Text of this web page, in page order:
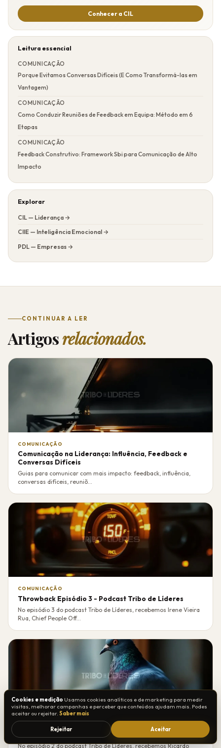
Conhecer a CIL
Leitura essencial
COMUNICAÇÃO
Porque Evitamos Conversas Difíceis (E Como Transformá-las em
Vantagem)
COMUNICAÇÃO
Como Conduzir Reuniões de Feedback em Equipa: Método em 6
Etapas
COMUNICAÇÃO
Feedback Construtivo: Framework Sbi para Comunicação de Alto
Impacto
Explorar
CIL — Liderança →
CIIE — Inteligência Emocional →
PDL — Empresas →
CONTINUAR A LER
Artigosrelacionados.
COMUNICAÇÃO
Comunicação na Liderança: Influência, Feedback e
Conversas Difíceis
Guias para comunicar com mais impacto: feedback, influência,
conversas difíceis, reuniõ...
COMUNICAÇÃO
Throwback Episódio 3 - Podcast Tribo de Líderes
No episódio 3 do podcast Tribo de Líderes, recebemos Irene Vieira
Rua, Chief People Off...
Throwback Episódio 2 - Podcast Tribo de Líderes
No episódio 2 do podcast Tribo de Líderes, recebemos Ricardo
Cookies e medição Usamos cookies analíticos e de marketing para medir
visitas, melhorar campanhas e perceber que conteúdos ajudam mais. Podes
aceitar ou rejeitar.Saber mais
Rejeitar Aceitar